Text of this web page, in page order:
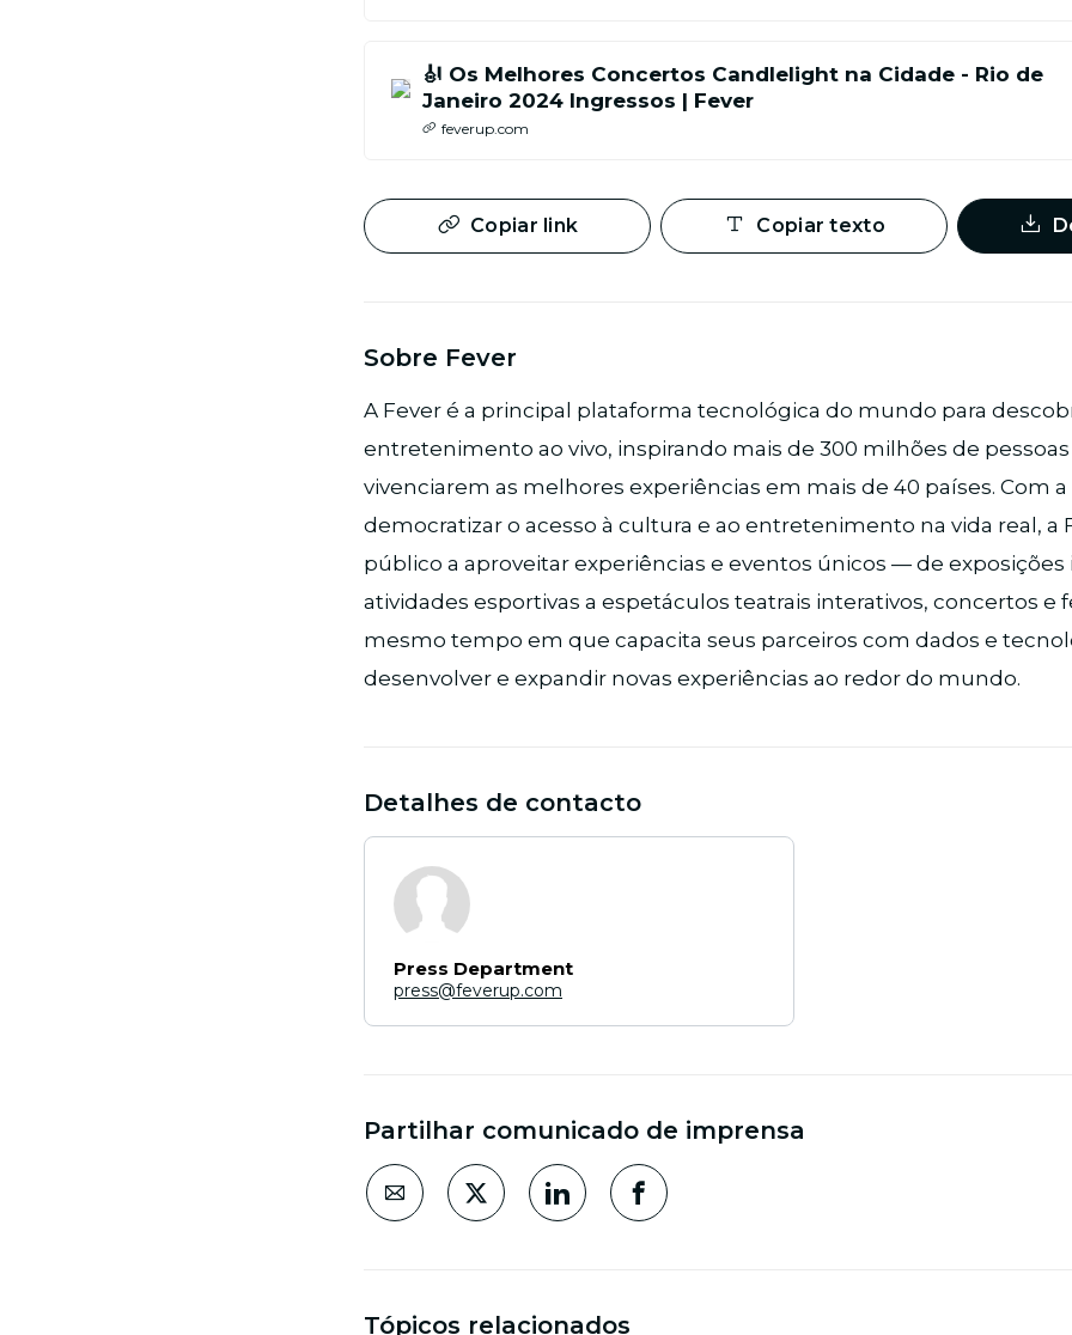
🎻 Os Melhores Concertos Candlelight na Cidade - Rio de
Janeiro 2024 Ingressos | Fever
feverup.com
Copiar link Copiar texto
Sobre Fever
A Fever é a principal plataforma tecnológica do mundo para
entretenimento ao vivo, inspirando mais de 300 milhões de
vivenciarem as melhores experiências em mais de 40 países. Com
democratizar o acesso à cultura e ao entretenimento na vida real, a
público a aproveitar experiências e eventos únicos — de exposições
atividades esportivas a espetáculos teatrais interativos, concertos e
mesmo tempo em que capacita seus parceiros com dados e
desenvolver e expandir novas experiências ao redor do mundo.
Detalhes de contacto
Press Department
press@feverup.com
Partilhar comunicado de imprensa
Tópicos relacionados